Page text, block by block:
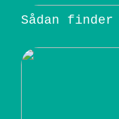
Sådan